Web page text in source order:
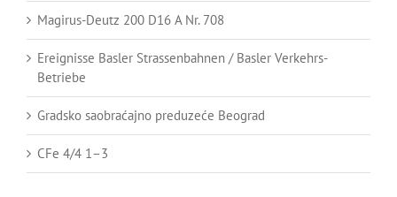
Magirus-Deutz 200 D16 A Nr. 708
Ereignisse Basler Strassenbahnen / Basler Verkehrs-
Betriebe
Gradsko saobraćajno preduzeće Beograd
CFe 4/4 1–3